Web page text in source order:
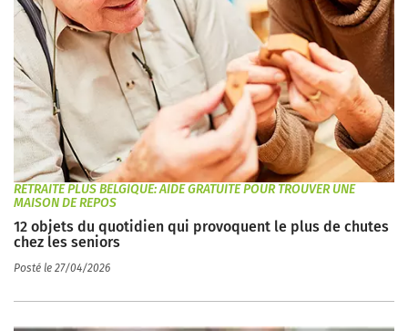
RETRAITE PLUS BELGIQUE: AIDE GRATUITE POUR TROUVER UNE
MAISON DE REPOS
12 objets du quotidien qui provoquent le plus de chutes
chez les seniors
Posté le 27/04/2026